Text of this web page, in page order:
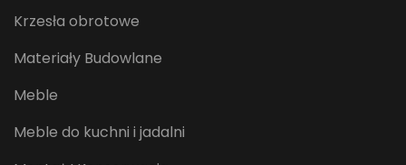
Krzesła obrotowe
Materiały Budowlane
Meble
Meble do kuchni i jadalni